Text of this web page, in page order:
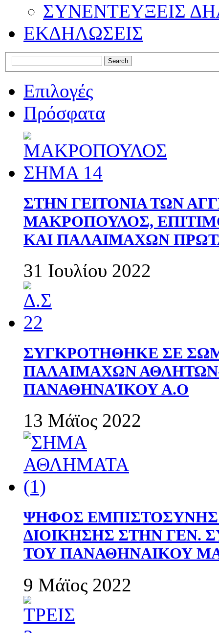
ΣΥΝΕΝΤΕΥΞΕΙΣ
ΕΚΔΗΛΩΣΕΙΣ
Επιλογές
Πρόσφατα
ΣΤΗΝ ΓΕΙΤΟΝΙΑ ΤΩΝ
ΜΑΚΡΟΠΟΥΛΟΣ,
ΚΑΙ ΠΑΛΑΙΜΑΧΩΝ
31 Ιουλίου 2022
ΣΥΓΚΡΟΤΗΘΗΚΕ ΣΕ
ΠΑΛΑΙΜΑΧΩΝ
ΠΑΝΑΘΗΝΑΊΚΟΥ Α.Ο
13 Μάϊος 2022
ΨΗΦΟΣ
ΔΙΟΙΚΗΣΗΣ ΣΤΗΝ ΓΕΝ.
ΤΟΥ ΠΑΝΑΘΗΝΑΙΚΟΥ
9 Μάϊος 2022